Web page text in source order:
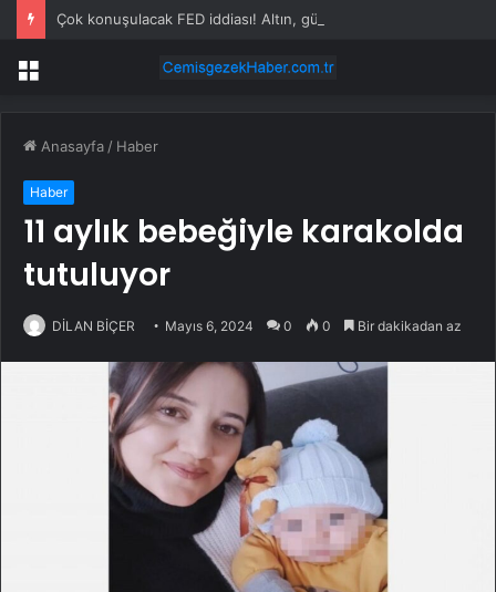
Menü
Anasayfa / Haber
Haber
11 aylık bebeğiyle karakolda
tutuluyor
DİLAN BİÇER Mayıs 6, 2024 0 0 Bir dakikadan az